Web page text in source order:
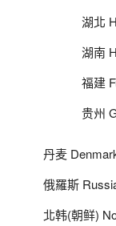
湖北
湖南
福建
贵州
丹麦
俄羅斯
北韩(朝鲜)